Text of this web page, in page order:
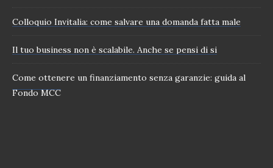
Colloquio Invitalia: come salvare una domanda fatta male
Il tuo business non è scalabile. Anche se pensi di si
Come ottenere un finanziamento senza garanzie: guida al
Fondo MCC